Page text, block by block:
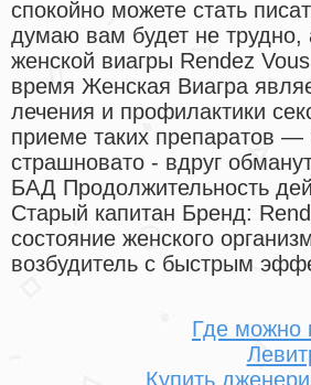
спокойно можете стать
думаю вам будет не трудно,
женской виагры Rendez
время Женская Виагра
лечения и профилактики
приеме таких препаратов
страшновато - вдруг
БАД Продолжительность
Старый капитан Бренд:
состояние женского
возбудитель с быстрым
Где можно
Купить